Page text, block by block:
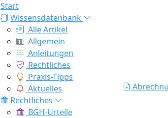
Start
Wissensdatenbank
Alle Artikel
Allgemein
Anleitungen
Rechtliches
Praxis-Tipps
Aktuelles
Rechtliches
BGH-Urteile